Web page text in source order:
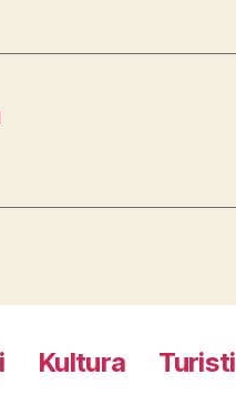
Kultura Turisti